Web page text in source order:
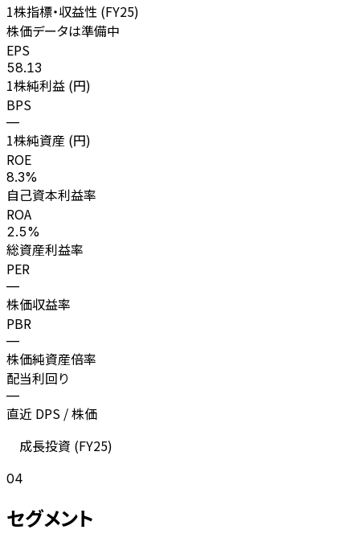
1株指標・収益性 (FY25)
株価データは準備中
EPS
58.13
1株純利益 (円)
BPS
—
1株純資産 (円)
ROE
8.3%
自己資本利益率
ROA
2.5%
総資産利益率
PER
—
株価収益率
PBR
—
株価純資産倍率
配当利回り
—
直近 DPS / 株価
成長投資 (FY25)
04
セグメント